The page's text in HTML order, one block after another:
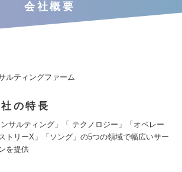
会社概要
ルティングファーム
の特長
サルティング」「 テクノロジー」「オペレー
トリーX」「ソング」の5つの領域で幅広いサー
を提供